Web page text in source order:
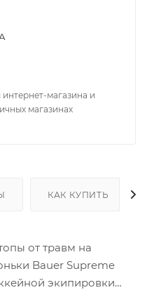
магазина и
магазинах
КАК КУПИТЬ
от травм на
Bauer Supreme
экипировки